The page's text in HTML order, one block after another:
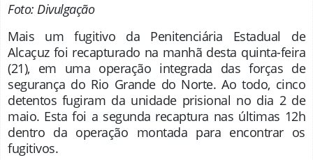
Foto: Divulgação
Mais um fugitivo da Penitenciária Estadual de
Alcaçuz foi recapturado na manhã desta quinta-feira
(21), em uma operação integrada das forças de
segurança do Rio Grande do Norte. Ao todo, cinco
detentos fugiram da unidade prisional no dia 2 de
maio. Esta foi a segunda recaptura nas últimas 12h
dentro da operação montada para encontrar os
fugitivos.